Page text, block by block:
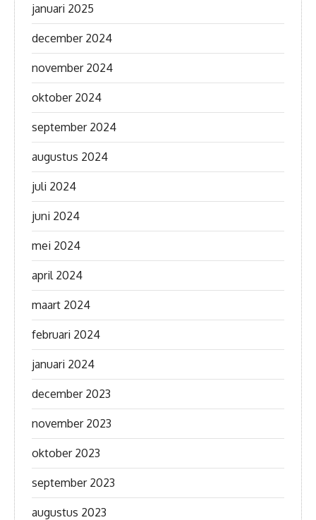
januari 2025
december 2024
november 2024
oktober 2024
september 2024
augustus 2024
juli 2024
juni 2024
mei 2024
april 2024
maart 2024
februari 2024
januari 2024
december 2023
november 2023
oktober 2023
september 2023
augustus 2023